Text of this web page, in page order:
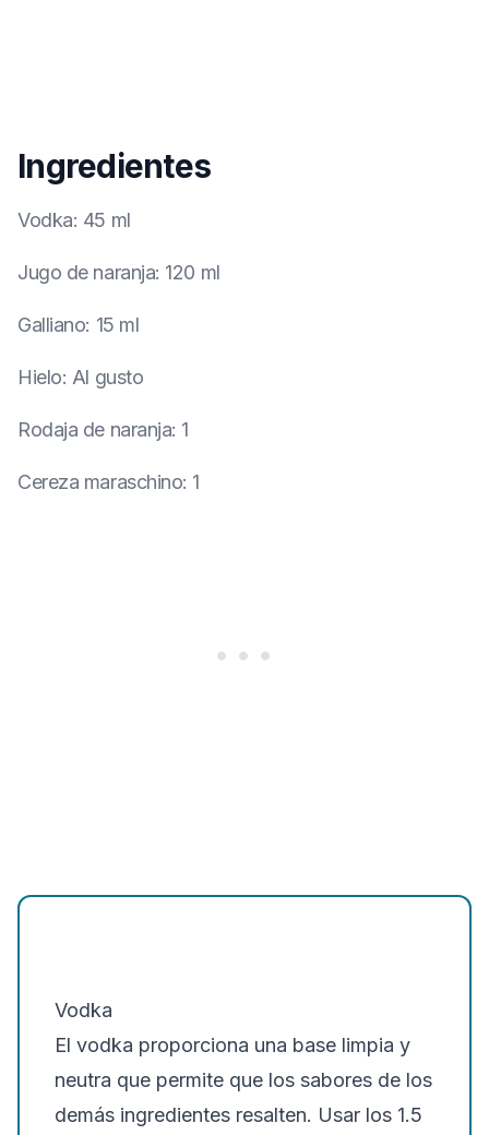
Ingredientes
Vodka: 45 ml
Jugo de naranja: 120 ml
Galliano: 15 ml
Hielo: Al gusto
Rodaja de naranja: 1
Cereza maraschino: 1
Vodka
El vodka proporciona una base limpia y
neutra que permite que los sabores de los
demás ingredientes resalten. Usar los 1.5